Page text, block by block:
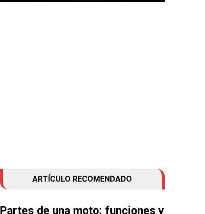
ARTÍCULO RECOMENDADO
Partes de una moto: funciones y